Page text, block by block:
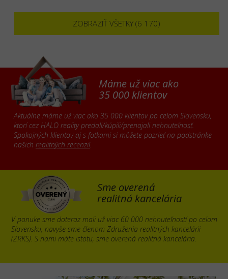
ZOBRAZIŤ VŠETKY (6 170)
Máme už viac ako
35 000 klientov
Aktuálne máme už viac ako 35 000 klientov po celom Slovensku,
ktorí cez HALO reality predali/kúpili/prenajali nehnuteľnosť.
Spokojných klientov aj s fotkami si môžete pozrieť na podstránke
našich realitných recenzií.
Sme overená
realitná kancelária
V ponuke sme doteraz mali už viac 60 000 nehnuteľností po celom
Slovensku, navyše sme členom Združenia realitných kancelárii
(ZRKS). S nami máte istotu, sme overená realitná kancelária.